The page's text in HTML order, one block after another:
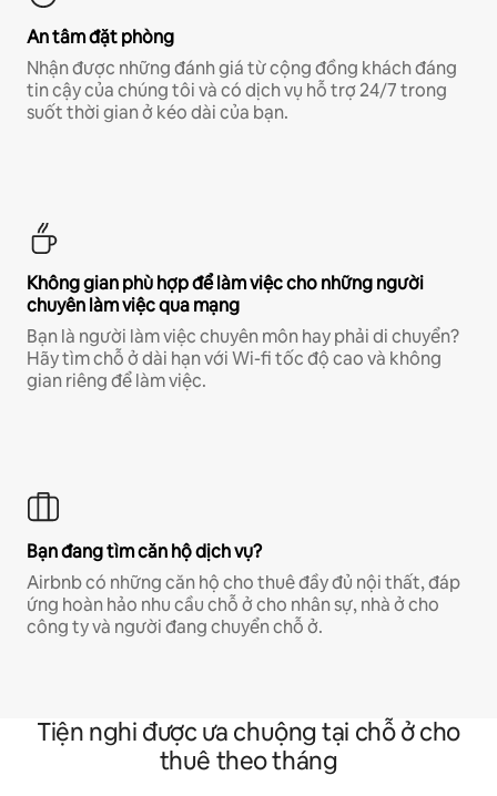
An tâm đặt phòng
Nhận được những đánh giá từ cộng đồng khách đáng
tin cậy của chúng tôi và có dịch vụ hỗ trợ 24/7 trong
suốt thời gian ở kéo dài của bạn.
Không gian phù hợp để làm việc cho những người
chuyên làm việc qua mạng
Bạn là người làm việc chuyên môn hay phải di chuyển?
Hãy tìm chỗ ở dài hạn với Wi-fi tốc độ cao và không
gian riêng để làm việc.
Bạn đang tìm căn hộ dịch vụ?
Airbnb có những căn hộ cho thuê đầy đủ nội thất, đáp
ứng hoàn hảo nhu cầu chỗ ở cho nhân sự, nhà ở cho
công ty và người đang chuyển chỗ ở.
Tiện nghi được ưa chuộng tại chỗ ở cho
thuê theo tháng